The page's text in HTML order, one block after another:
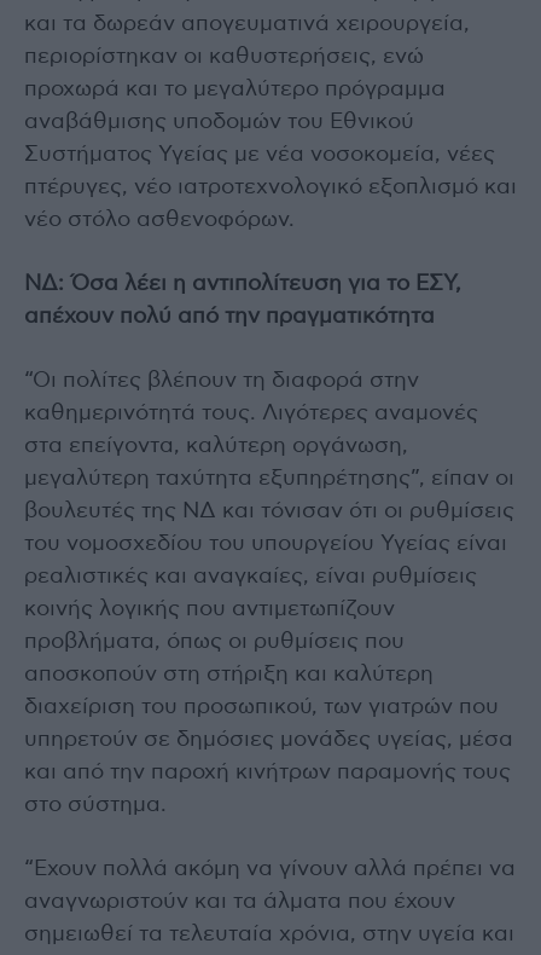
και τα δωρεάν απογευματινά χειρουργεία,
περιορίστηκαν οι καθυστερήσεις, ενώ
προχωρά και το μεγαλύτερο πρόγραμμα
αναβάθμισης υποδομών του Εθνικού
Συστήματος Υγείας με νέα νοσοκομεία, νέες
πτέρυγες, νέο ιατροτεχνολογικό εξοπλισμό και
νέο στόλο ασθενοφόρων.
ΝΔ: Όσα λέει η αντιπολίτευση για το ΕΣΥ,
απέχουν πολύ από την πραγματικότητα
“Οι πολίτες βλέπουν τη διαφορά στην
καθημερινότητά τους. Λιγότερες αναμονές
στα επείγοντα, καλύτερη οργάνωση,
μεγαλύτερη ταχύτητα εξυπηρέτησης”, είπαν οι
βουλευτές της ΝΔ και τόνισαν ότι οι ρυθμίσεις
του νομοσχεδίου του υπουργείου Υγείας είναι
ρεαλιστικές και αναγκαίες, είναι ρυθμίσεις
κοινής λογικής που αντιμετωπίζουν
προβλήματα, όπως οι ρυθμίσεις που
αποσκοπούν στη στήριξη και καλύτερη
διαχείριση του προσωπικού, των γιατρών που
υπηρετούν σε δημόσιες μονάδες υγείας, μέσα
και από την παροχή κινήτρων παραμονής τους
στο σύστημα.
“Εχουν πολλά ακόμη να γίνουν αλλά πρέπει να
αναγνωριστούν και τα άλματα που έχουν
σημειωθεί τα τελευταία χρόνια, στην υγεία και